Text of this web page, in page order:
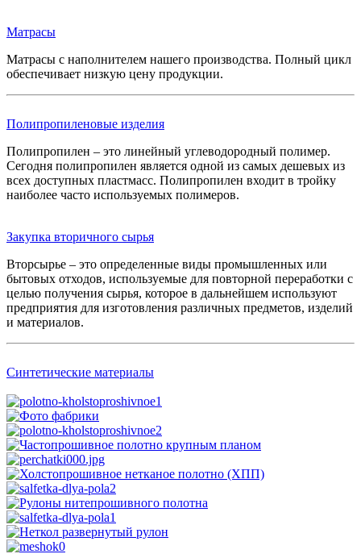
Матрасы
Матрасы с наполнителем нашего производства. Полный цикл
обеспечивает низкую цену продукции.
Полипропиленовые изделия
Полипропилен – это линейный углеводородный полимер.
Сегодня полипропилен является одной из самых дешевых из
всех доступных пластмасс. Полипропилен входит в тройку
наиболее часто используемых полимеров.
Закупка вторичного сырья
Вторсырье – это определенные виды промышленных или
бытовых отходов, используемые для повторной переработки с
целью получения сырья, которое в дальнейшем используют
предприятия для изготовления различных предметов, изделий
и материалов.
Синтетические материалы